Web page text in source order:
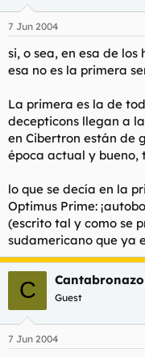
7 Jun 2004
si, o sea, en esa de
esa no es la primera
La primera es la de
decepticons llegan a
en Cibertron están de
época actual y bueno,
lo que se decía en la
Optimus Prime:
(escrito tal y como se
sudamericano que ya
C Cantabronazo
Guest
7 Jun 2004